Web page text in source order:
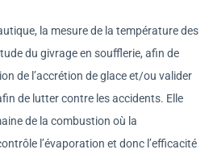
la mesure de la température des
du givrage en soufflerie, afin de
de l’accrétion de glace et/ou valider
de lutter contre les accidents. Elle
de la combustion où la
l’évaporation et donc l’efficacité